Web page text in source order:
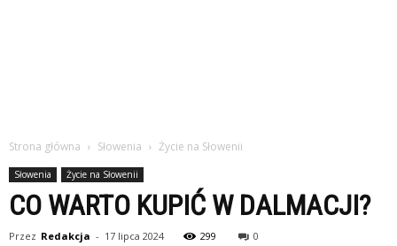
Strona główna Słowenia Życie na Słowenii
Słowenia Życie na Słowenii
CO WARTO KUPIĆ W DALMACJI?
Przez Redakcja - 17 lipca 2024 299 0